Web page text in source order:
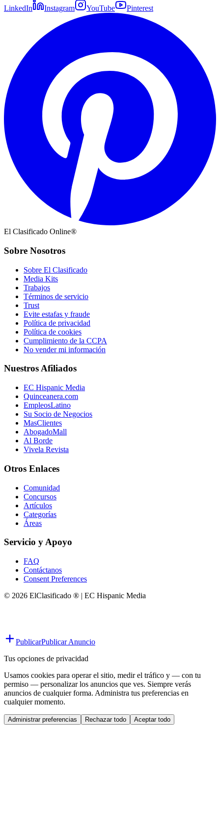
LinkedIn Instagram YouTube Pinterest
El Clasificado Online®
Sobre Nosotros
Sobre El Clasificado
Media Kits
Trabajos
Términos de servicio
Trust
Evite estafas y fraude
Política de privacidad
Política de cookies
Cumplimiento de la CCPA
No vender mi información
Nuestros Afiliados
EC Hispanic Media
Quinceanera.com
EmpleosLatino
Su Socio de Negocios
MasClientes
AbogadoMall
Al Borde
Vivela Revista
Otros Enlaces
Comunidad
Concursos
Artículos
Categorías
Áreas
Servicio y Apoyo
FAQ
Contáctanos
Consent Preferences
© 2026 ElClasificado ® | EC Hispanic Media
PublicarPublicar Anuncio
Tus opciones de privacidad
Usamos cookies para operar el sitio, medir el tráfico y — con tu
permiso — personalizar los anuncios que ves. Siempre verás
anuncios de cualquier forma. Administra tus preferencias en
cualquier momento.
Administrar preferencias Rechazar todo Aceptar todo